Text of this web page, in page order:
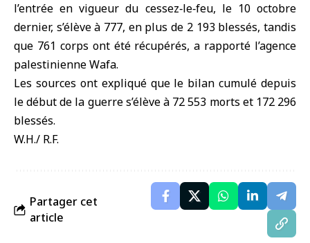
l’entrée en vigueur du cessez‑le‑feu, le 10 octobre
dernier, s’élève à 777, en plus de 2 193 blessés, tandis
que 761 corps ont été récupérés, a rapporté l’agence
palestinienne Wafa.
Les sources ont expliqué que le bilan cumulé depuis
le début de la guerre s’élève à 72 553 morts et 172 296
blessés.
W.H./ R.F.
Partager cet
article